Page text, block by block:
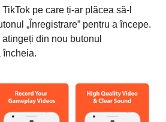
pe care ți-ar plăcea să-l
„Înregistrare” pentru a începe.
din nou butonul
încheia.